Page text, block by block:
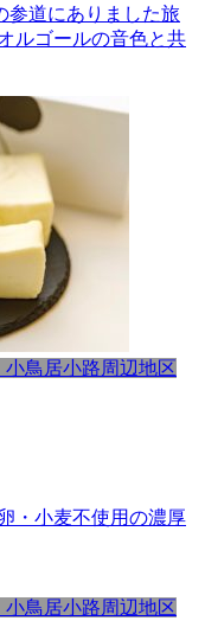
参道にありました旅
ルゴールの音色と共
小鳥居小路周辺地区
・小麦不使用の濃厚
小鳥居小路周辺地区